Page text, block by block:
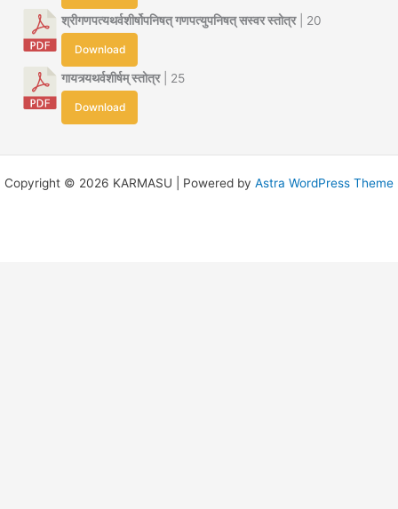
श्रीगणपत्यथर्वशीर्षोपनिषत् गणपत्युपनिषत् सस्वर स्तोत्र| 20
Download
गायत्र्यथर्वशीर्षम् स्तोत्र| 25
Download
Copyright © 2026 KARMASU | Powered by Astra WordPress Theme